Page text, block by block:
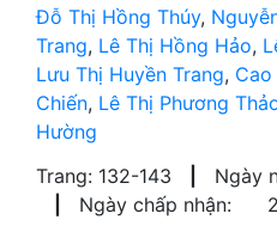
Đỗ Thị Hồng Thúy,
Trang, Lê Thị Hồng Hảo,
Lưu Thị Huyền Trang,
Chiến, Lê Thị Phương
Hường
Trang: 132-143
Ngày
Ngày chấp nhận: